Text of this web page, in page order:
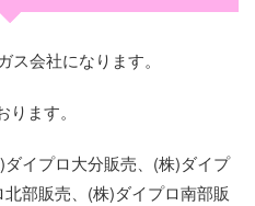
ス会社になります。
ます。
イプロ大分販売、(株)ダイプ
部販売、(株)ダイプロ南部販